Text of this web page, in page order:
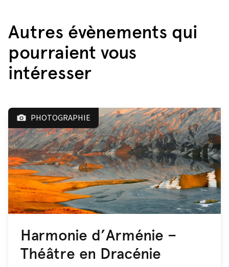
Autres évènements qui
pourraient vous
intéresser
PHOTOGRAPHIE
Harmonie d’Arménie –
Théâtre en Dracénie